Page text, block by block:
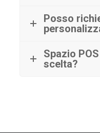
Posso
Spazio
scelta?